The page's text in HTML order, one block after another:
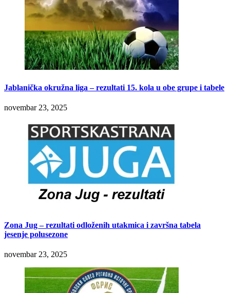
Jablanička okružna liga – rezultati 15. kola u obe grupe i tabele
novembar 23, 2025
Zona Jug – rezultati odloženih utakmica i završna tabela
jesenje polusezone
novembar 23, 2025